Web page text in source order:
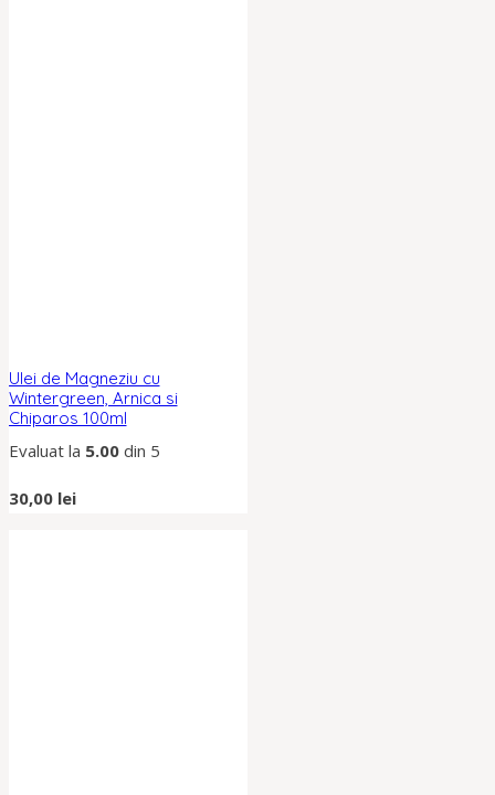
Ulei de Magneziu cu
Wintergreen, Arnica si
Chiparos 100ml
Evaluat la 5.00din 5
30,00 lei